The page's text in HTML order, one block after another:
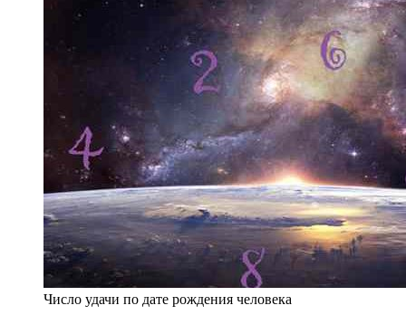
Число удачи по дате рождения человека